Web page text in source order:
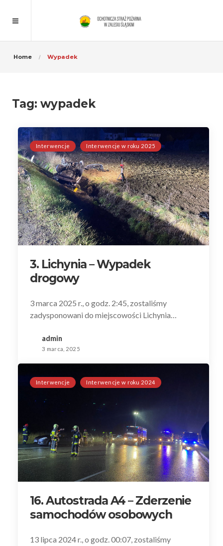
Home Wypadek
Tag: wypadek
Interwencje Interwencje w roku 2025
3. Lichynia – Wypadek
drogowy
3 marca 2025 r., o godz. 2:45, zostaliśmy
zadysponowani do miejscowości Lichynia…
admin
3 marca, 2025
Interwencje Interwencje w roku 2024
16. Autostrada A4 – Zderzenie
samochodów osobowych
13 lipca 2024 r., o godz. 00:07, zostaliśmy